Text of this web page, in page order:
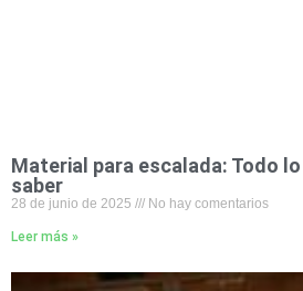
Material para escalada: Todo
saber
28 de junio de 2025 No hay comentarios
Leer más »